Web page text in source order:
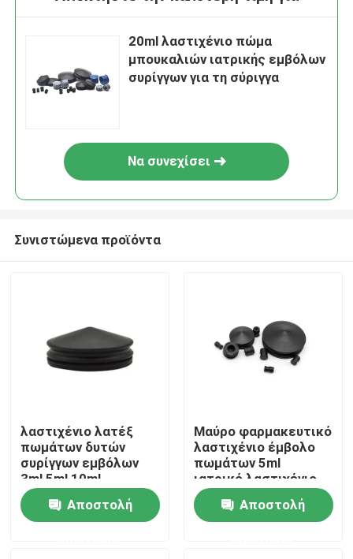
Αρχική Σελίδα
Προϊόντα
20ml λαστιχένιο πώμα
μπουκαλιών ιατρικής εμβόλων
συρίγγων για τη σύριγγα
Να συνεχίσει
Συνιστώμενα προϊόντα
λαστιχένιο λατέξ
πωμάτων δυτών
συρίγγων εμβόλων
3ml 5ml 10ml
ελεύθερο
Αποστολή
Μαύρο φαρμακευτικό
λαστιχένιο έμβολο
πωμάτων 5ml
ιατρικό λαστιχένιο
Αποστολή